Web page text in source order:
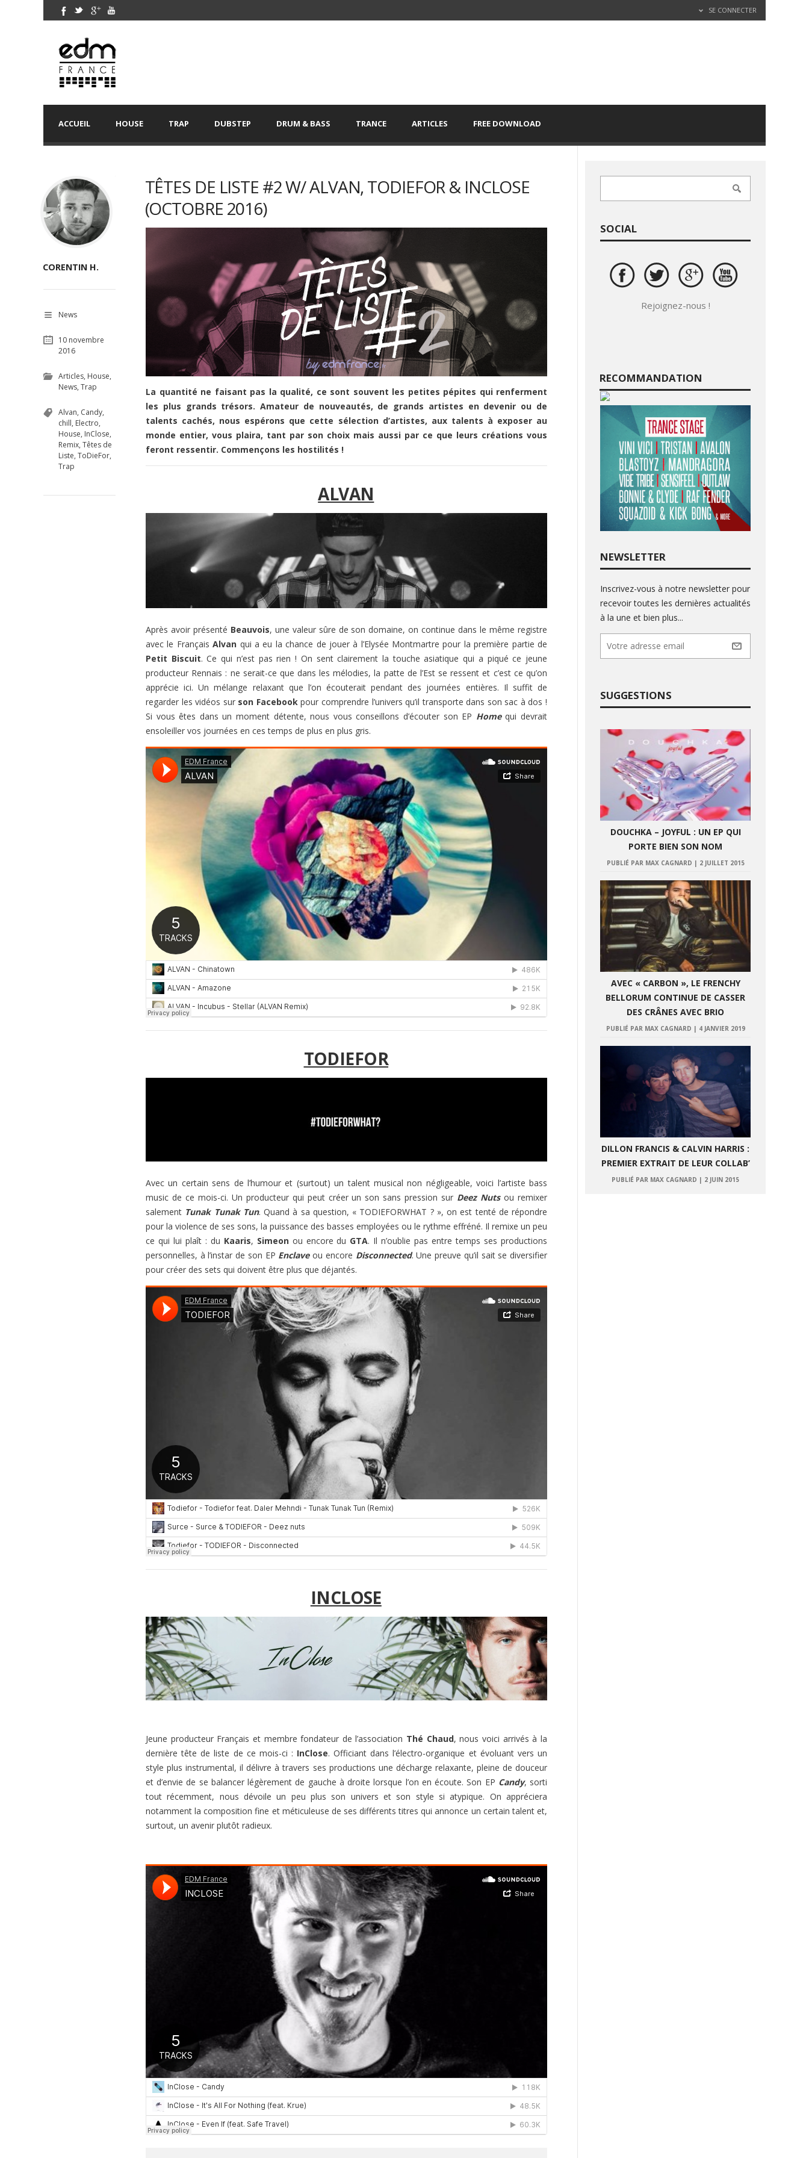
SE CONNECTER
ACCUEIL HOUSE TRAP DUBSTEP DRUM & BASS TRANCE ARTICLES FREE DOWNLOAD
TÊTES DE LISTE #2 W/ ALVAN, TODIEFOR & INCLOSE
(OCTOBRE 2016)
La quantité ne faisant pas la qualité, ce sont souvent les petites pépites qui renferment
les plus grands trésors. Amateur de nouveautés, de grands artistes en devenir ou de
talents cachés, nous espérons que cette sélection d’artistes, aux talents à exposer au
monde entier, vous plaira, tant par son choix mais aussi par ce que leurs créations vous
feront ressentir. Commençons les hostilités !
ALVAN
Après avoir présenté Beauvois, une valeur sûre de son domaine, on continue dans le même registre
avec le FrançaisAlvan qui a eu la chance de jouer à l’Elysée Montmartre pour la première partie de
Petit Biscuit. Ce qui n’est pas rien ! On sent clairement la touche asiatique qui a piqué ce jeune
producteur Rennais : ne serait-ce que dans les mélodies, la patte de l’Est se ressent et c’est ce qu’on
apprécie ici. Un mélange relaxant que l’on écouterait pendant des journées entières. Il suffit de
regarder les vidéos sur son Facebook pour comprendre l’univers qu’il transporte dans son sac à dos !
Si vous êtes dans un moment détente, nous vous conseillons d’écouter son EP Home qui devrait
ensoleiller vos journées en ces temps de plus en plus gris.
TODIEFOR
Avec un certain sens de l’humour et (surtout) un talent musical non négligeable, voici l’artiste bass
music de ce mois-ci. Un producteur qui peut créer un son sans pression sur Deez Nuts ou remixer
salement Tunak Tunak Tun. Quand à sa question, « TODIEFORWHAT ? », on est tenté de répondre
pour la violence de ses sons, la puissance des basses employées ou le rythme effréné. Il remixe un peu
ce qui lui plaît : du Kaaris, Simeon ou encore du GTA. Il n’oublie pas entre temps ses productions
personnelles, à l’instar de son EP Enclave ou encore Disconnected. Une preuve qu’il sait se diversifier
pour créer des sets qui doivent être plus que déjantés.
INCLOSE
Jeune producteur Français et membre fondateur de l’association Thé Chaud, nous voici arrivés à la
dernière tête de liste de ce mois-ci : InClose. Officiant dans l’électro-organique et évoluant vers un
style plus instrumental, il délivre à travers ses productions une décharge relaxante, pleine de douceur
et d’envie de se balancer légèrement de gauche à droite lorsque l’on en écoute. Son EP Candy, sorti
tout récemment, nous dévoile un peu plus son univers et son style si atypique. On appréciera
notamment la composition fine et méticuleuse de ses différents titres qui annonce un certain talent et,
surtout, un avenir plutôt radieux.
CORENTIN H.
News
10 novembre
2016
Articles, House,
News, Trap
Alvan, Candy,
chill, Electro,
House, InClose,
Remix, Têtes de
Liste, ToDieFor,
Trap
SOCIAL
Rejoignez-nous !
RECOMMANDATION
NEWSLETTER
Inscrivez-vous à notre newsletter pour
recevoir toutes les dernières actualités
à la une et bien plus...
SUGGESTIONS
DOUCHKA – JOYFUL : UN EP QUI
PORTE BIEN SON NOM
PUBLIÉ PAR MAX CAGNARD | 2 JUILLET 2015
AVEC « CARBON », LE FRENCHY
BELLORUM CONTINUE DE CASSER
DES CRÂNES AVEC BRIO
PUBLIÉ PAR MAX CAGNARD | 4 JANVIER 2019
DILLON FRANCIS & CALVIN HARRIS :
PREMIER EXTRAIT DE LEUR COLLAB’
PUBLIÉ PAR MAX CAGNARD | 2 JUIN 2015